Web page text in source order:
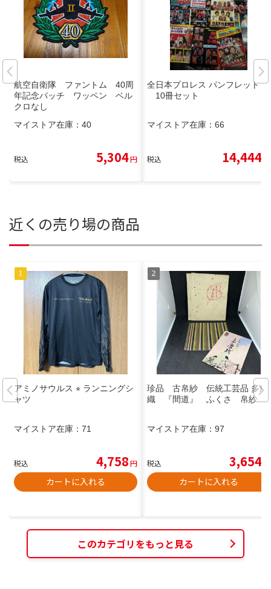
航空自衛隊 ファントム 40周
年記念パッチ ワッペン ベル
クロなし
マイストア在庫： 40
税込 5,304円
全日本プロレス パンフレット
10冊セット
マイストア在庫： 66
税込 14,444
近くの売り場の商品
アミノサウルス ⭐︎ ランニングシ
ャツ
マイストア在庫： 71
税込 4,758円
カートに入れる
珍品 古帛紗 伝統工芸品 多摩
織 『間道』 ふくさ 帛紗
マイストア在庫： 97
税込 3,654
カートに入れる
このカテゴリをもっと見る